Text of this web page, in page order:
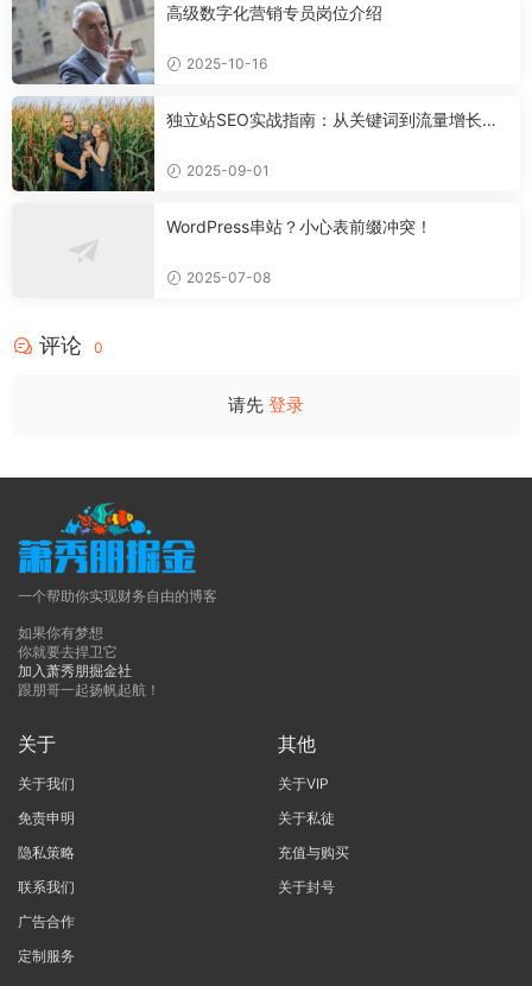
高级数字化营销专员岗位介绍
2025-10-16
独立站SEO实战指南：从关键词到流量增长的
2025-09-01
WordPress串站？小心表前缀冲突！
2025-07-08
评论 0
请先 登录
一个帮助你实现财务自由的博客
如果你有梦想
你就要去捍卫它
加入萧秀朋掘金社
跟朋哥一起扬帆起航！
关于
关于我们
免责申明
隐私策略
联系我们
广告合作
定制服务
其他
关于VIP
关于私徒
充值与购买
关于封号